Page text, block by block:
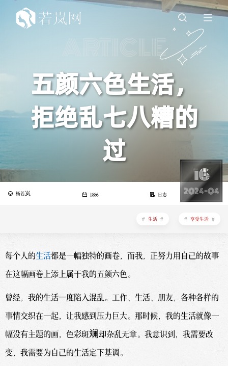
ARTICLE
五颜六色生活，
拒绝乱七八糟的
过
杨若岚 1886 日志
生活 享受生活
16
2024-04
每个人的生活都是一幅独特的画卷，而我，正努力用自己的故事
在这幅画卷上添上属于我的五颜六色。
曾经，我的生活一度陷入混乱。工作、生活、朋友，各种各样的
事情交织在一起，让我感到压力巨大。那时候，我的生活就像一
幅没有主题的画，色彩斑斓却杂乱无章。我意识到，我需要改
变，我需要为自己的生活定下基调。